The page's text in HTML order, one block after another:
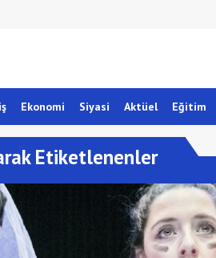
Ekonomi Siyasi Aktüel Eğitim
Etiketlenenler